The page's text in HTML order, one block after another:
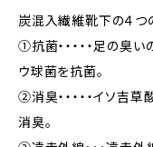
炭混入繊維靴下の４つ
①抗菌・・・・・足の臭
ウ球菌を抗菌。
②消臭・・・・・イソ吉
消臭。